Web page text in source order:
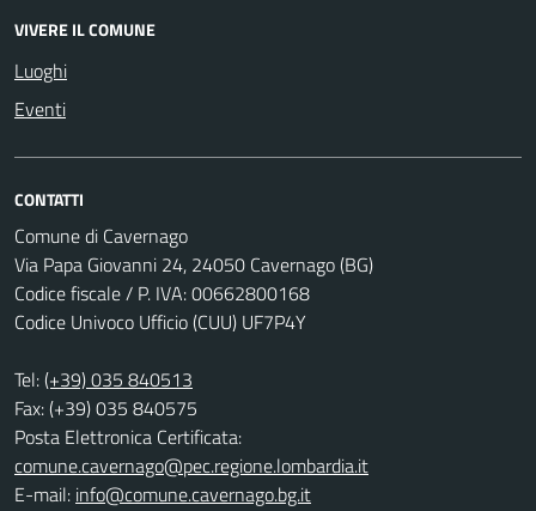
VIVERE IL COMUNE
Luoghi
Eventi
CONTATTI
Comune di Cavernago
Via Papa Giovanni 24, 24050 Cavernago (BG)
Codice fiscale / P. IVA: 00662800168
Codice Univoco Ufficio (CUU) UF7P4Y
Tel:(+39) 035 840513
Fax: (+39) 035 840575
Posta Elettronica Certificata:
comune.cavernago@pec.regione.lombardia.it
E-mail: info@comune.cavernago.bg.it